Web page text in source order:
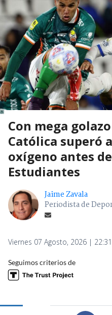
Con mega
Católica superó
oxígeno antes
Estudiantes
Jaime Zavala
Periodista de
Viernes 07 Agosto, 2026 | 22:31
Seguimos criterios de